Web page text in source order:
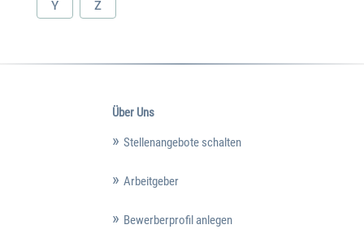
Y Z
Über Uns
Stellenangebote schalten
Arbeitgeber
Bewerberprofil anlegen